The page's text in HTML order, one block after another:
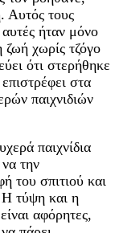
Αυτός τους
ήταν μόνο
ζωή χωρίς τζόγο
ότι στερήθηκε
στα
παιχνιδιών
παιχνίδια
την
του σπιτιού και
Η τύψη και η
αφόρητες,